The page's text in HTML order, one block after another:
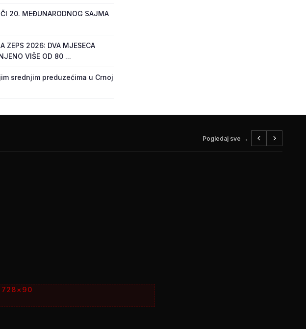
20. MEĐUNARODNOG SAJMA
ZEPS 2026: DVA MJESECA
VIŠE OD 80 ...
srednjim preduzećima u Crnoj
Pogledaj sve →
728×90